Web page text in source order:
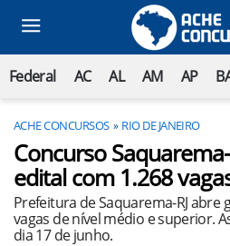
Federal AC AL AM AP
ACHE CONCURSOS RIO DE JANEIRO
Concurso Saquarema-
edital com 1.268
Prefeitura de Saquarema-RJ
vagas de nível médio e superior.
dia 17 de junho.